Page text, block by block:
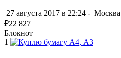
27 августа 2017 в 22:24 - Москва
₽22 827
Блокнот
1